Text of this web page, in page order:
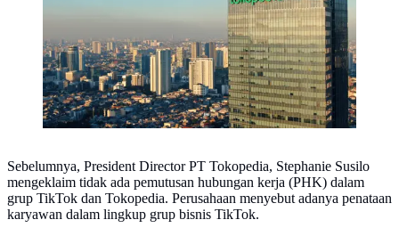
Sebelumnya, President Director PT Tokopedia, Stephanie Susilo
mengeklaim tidak ada pemutusan hubungan kerja (PHK) dalam
grup TikTok dan Tokopedia. Perusahaan menyebut adanya penataan
karyawan dalam lingkup grup bisnis TikTok.